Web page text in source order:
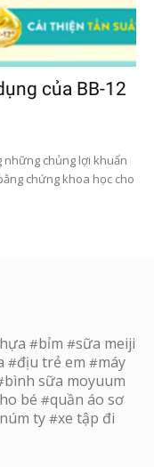
của BB-12
những chủng lợi khuẩn
chứng khoa học cho
#bỉm #sữa meiji
#địu trẻ em #máy
bình sữa moyuum
bé #quần áo sơ
ty#xe tập đi